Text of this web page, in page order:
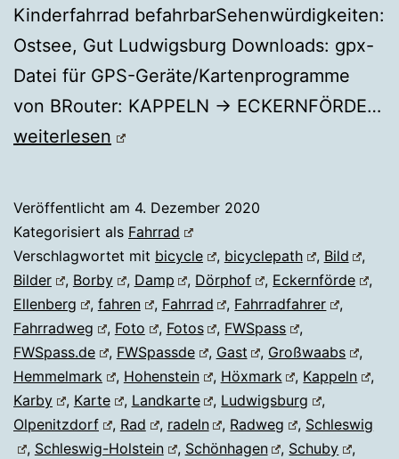
Kinderfahrrad befahrbarSehenwürdigkeiten:
Ostsee, Gut Ludwigsburg Downloads: gpx-
Datei für GPS-Geräte/Kartenprogramme
von BRouter: KAPPELN → ECKERNFÖRDE…
KAPPELN
ECKERNFÖRDE
via
Damp
weiterlesen
Veröffentlicht am 4. Dezember 2020
Kategorisiert als Fahrrad
Verschlagwortet mit bicycle , bicyclepath , Bild
,
Bilder
, Borby , Damp , Dörphof , Eckernförde
,
Ellenberg
, fahren , Fahrrad , Fahrradfahrer
,
Fahrradweg
, Foto , Fotos , FWSpass
,
FWSpass.de
, FWSpassde , Gast , Großwaabs
,
Hemmelmark
, Hohenstein , Höxmark , Kappeln
,
Karby
, Karte , Landkarte , Ludwigsburg
,
Olpenitzdorf
, Rad , radeln , Radweg , Schleswig
, Schleswig-Holstein , Schönhagen , Schuby
,